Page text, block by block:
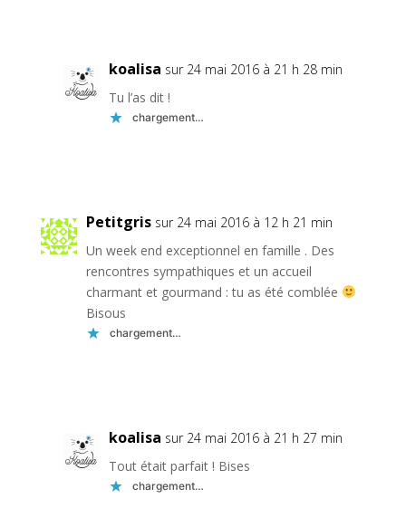
koalisa sur 24 mai 2016 à 21 h 28 min
Tu l’as dit !
chargement…
Petitgris sur 24 mai 2016 à 12 h 21 min
Un week end exceptionnel en famille . Des
rencontres sympathiques et un accueil
charmant et gourmand : tu as été comblée
Bisous
chargement…
koalisa sur 24 mai 2016 à 21 h 27 min
Tout était parfait ! Bises
chargement…